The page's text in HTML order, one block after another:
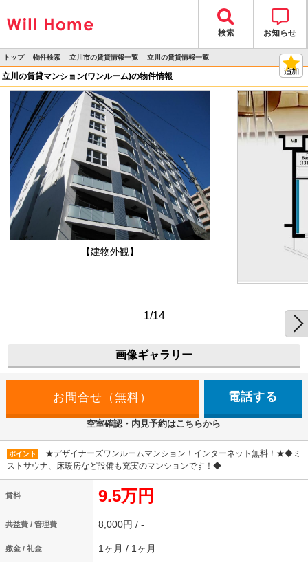
検索 お知らせ
トップ
>
物件検索
>
立川市の賃貸情報一覧
>
立川の賃貸情報一覧
>
立川の賃貸マンション(ワンルーム)の物件情報
【建物外観】
1/14
画像ギャラリー
電話する
空室確認・内見予約はこちらから
ポイント
★デザイナーズワンルームマンション！インターネット無料！★◆ミ
ストサウナ、床暖房など設備も充実のマンションです！◆
賃料 9.5万円
共益費 / 管理費 8,000円 / -
敷金 / 礼金 1ヶ月 / 1ヶ月